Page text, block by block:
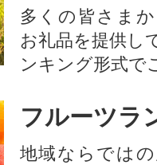
多くの皆さま
お礼品を提供し
ンキング形式で
フルーツラ
地域ならでは